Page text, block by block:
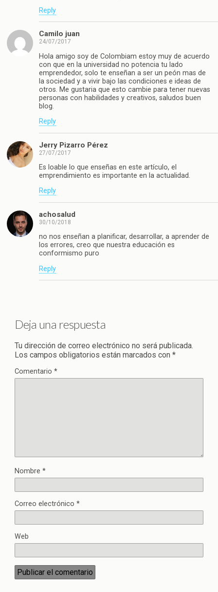
Reply
Camilo juan
24/07/2017
Hola amigo soy de Colombiam estoy muy de acuerdo
con que en la universidad no potencia tu lado
emprendedor, solo te enseñan a ser un peón mas de
la sociedad y a vivir bajo las condiciones e ideas de
otros. Me gustaria que esto cambie para tener nuevas
personas con habilidades y creativos, saludos buen
blog.
Reply
Jerry Pizarro Pérez
27/07/2017
Es loable lo que enseñas en este artículo, el
emprendimiento es importante en la actualidad.
Reply
achosalud
30/10/2018
no nos enseñan a planificar, desarrollar, a aprender de
los errores, creo que nuestra educación es
conformismo puro
Reply
Deja una respuesta
Tu dirección de correo electrónico no será publicada.
Los campos obligatorios están marcados con *
Comentario *
Nombre *
Correo electrónico *
Web